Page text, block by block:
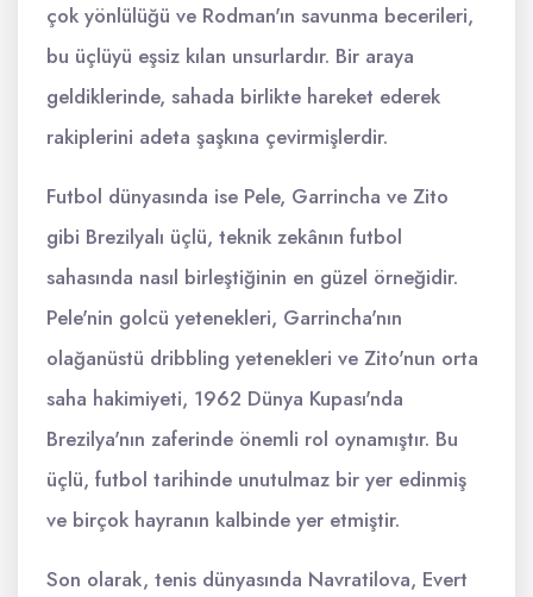
çok yönlülüğü ve Rodman'ın savunma becerileri,
bu üçlüyü eşsiz kılan unsurlardır. Bir araya
geldiklerinde, sahada birlikte hareket ederek
rakiplerini adeta şaşkına çevirmişlerdir.
Futbol dünyasında ise Pele, Garrincha ve Zito
gibi Brezilyalı üçlü, teknik zekânın futbol
sahasında nasıl birleştiğinin en güzel örneğidir.
Pele'nin golcü yetenekleri, Garrincha'nın
olağanüstü dribbling yetenekleri ve Zito'nun orta
saha hakimiyeti, 1962 Dünya Kupası'nda
Brezilya'nın zaferinde önemli rol oynamıştır. Bu
üçlü, futbol tarihinde unutulmaz bir yer edinmiş
ve birçok hayranın kalbinde yer etmiştir.
Son olarak, tenis dünyasında Navratilova, Evert